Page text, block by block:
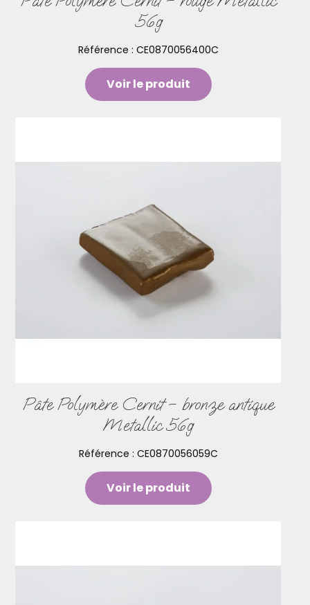
56g
Référence : CE0870056400C
Voir le produit
Pâte Polymère Cernit – bronze antique
Metallic 56g
Référence : CE0870056059C
Voir le produit